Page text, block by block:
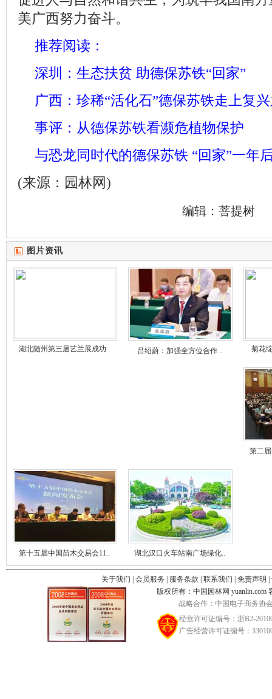
美广西努力奋斗。
推荐阅读：
深圳：生态扶贫 助德保苏铁“回家”
广西：珍稀“活化石”德保苏铁走上复
事评：从德保苏铁看濒危植物保护
与恐龙同时代的德保苏铁 “回家”一年
(来源：园林网)
编辑：菩提树
图片资讯
湖北随州第三届艺兰展成功.. 吕绍蔚：加强全方位合作 .. 菊花
第二
第十五届中国苗木交易会11.. 湖北汉口火车站南广场绿化..
关于我们 会员服务 服务条款 联系我们 免责声明
版权所有：中国园林网 yuanlin.com
战略合作：中国电子商务协
经营许可证编号：浙B2-
广告经营许可证编号：